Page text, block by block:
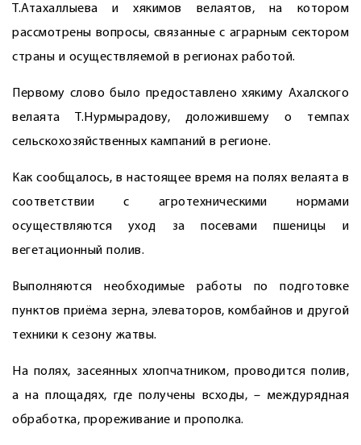
Т.Атахаллыева и хякимов велаятов, на котором
рассмотрены вопросы, связанные с аграрным сектором
страны и осуществляемой в регионах работой.
Первому слово было предоставлено хякиму Ахалского
велаята Т.Нурмырадову, доложившему о темпах
сельскохозяйственных кампаний в регионе.
Как сообщалось, в настоящее время на полях велаята в
соответствии с агротехническими нормами
осуществляются уход за посевами пшеницы и
вегетационный полив.
Выполняются необходимые работы по подготовке
пунктов приёма зерна, элеваторов, комбайнов и другой
техники к сезону жатвы.
На полях, засеянных хлопчатником, проводится полив,
а на площадях, где получены всходы, – междурядная
обработка, прореживание и прополка.